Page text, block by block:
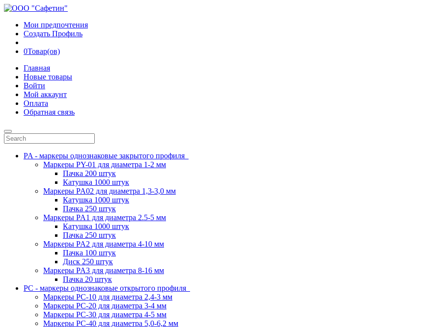
Мои предпочтения
Создать Профиль
0Товар(ов)
Главная
Новые товары
Войти
Мой аккаунт
Оплата
Обратная связь
PA - маркеры однознаковые закрытого профиля
Маркеры PY-01 для диаметра 1-2 мм
Пачка 200 штук
Катушка 1000 штук
Маркеры PA02 для диаметра 1,3-3,0 мм
Катушка 1000 штук
Пачка 250 штук
Маркеры PA1 для диаметра 2.5-5 мм
Катушка 1000 штук
Пачка 250 штук
Маркеры PA2 для диаметра 4-10 мм
Пачка 100 штук
Диск 250 штук
Маркеры PA3 для диаметра 8-16 мм
Пачка 20 штук
PC - маркеры однознаковые открытого профиля
Маркеры PC-10 для диаметра 2,4-3 мм
Маркеры PC-20 для диаметра 3-4 мм
Маркеры PC-30 для диаметра 4-5 мм
Маркеры PC-40 для диаметра 5,0-6,2 мм